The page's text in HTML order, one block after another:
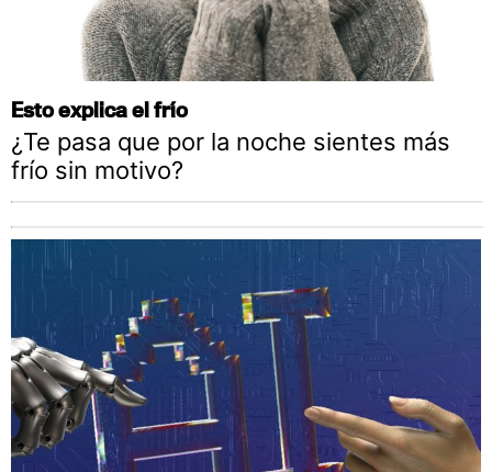
Esto explica el frío
¿Te pasa que por la noche sientes más
frío sin motivo?